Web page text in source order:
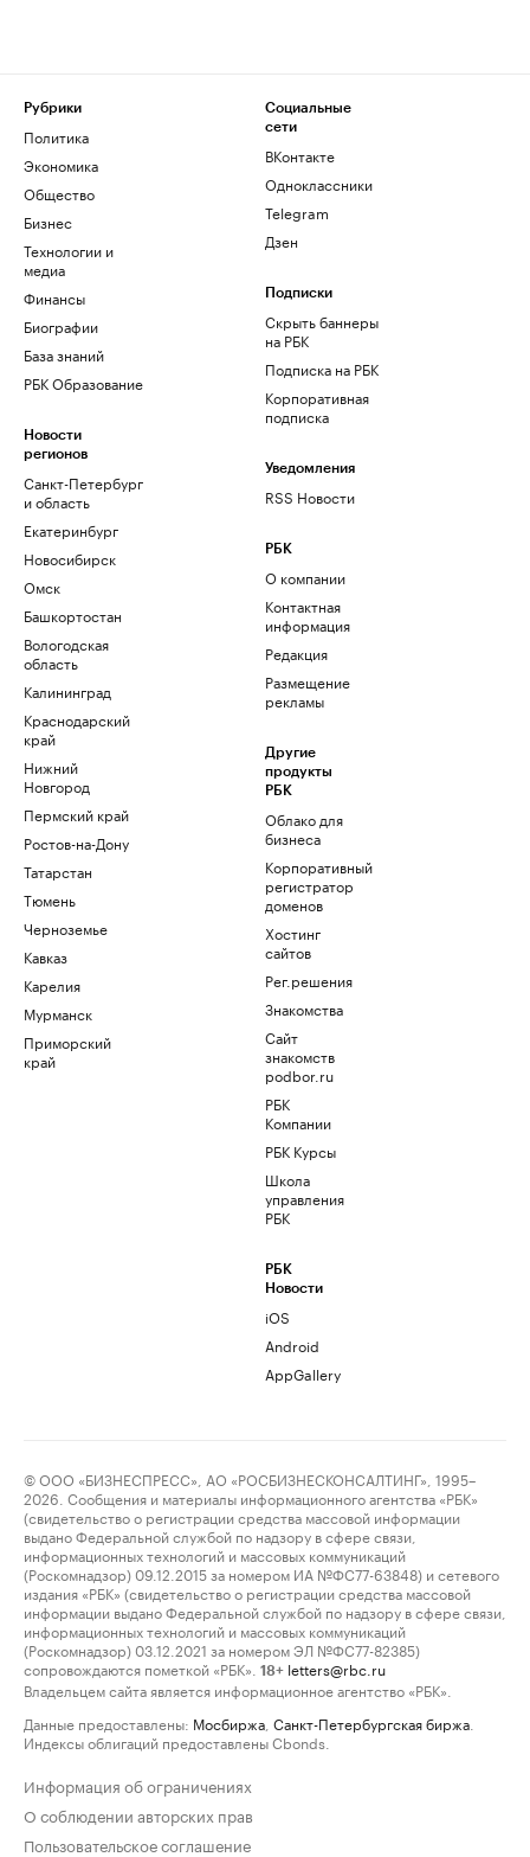
Рубрики
Политика
Экономика
Общество
Бизнес
Технологии и
медиа
Финансы
Биографии
База знаний
РБК Образование
Новости
регионов
Санкт-Петербург
и область
Екатеринбург
Новосибирск
Омск
Башкортостан
Вологодская
область
Калининград
Краснодарский
край
Нижний
Новгород
Пермский край
Ростов-на-Дону
Татарстан
Тюмень
Черноземье
Кавказ
Карелия
Мурманск
Приморский
край
Социальные
сети
ВКонтакте
Одноклассники
Telegram
Дзен
Подписки
Скрыть баннеры
на РБК
Подписка на РБК
Корпоративная
подписка
Уведомления
RSS Новости
РБК
О компании
Контактная
информация
Редакция
Размещение
рекламы
Другие
продукты
РБК
Облако для
бизнеса
Корпоративный
регистратор
доменов
Хостинг
сайтов
Рег.решения
Знакомства
Сайт
знакомств
podbor.ru
РБК
Компании
РБК Курсы
Школа
управления
РБК
РБК
Новости
iOS
Android
AppGallery
© ООО «БИЗНЕСПРЕСС», АО «РОСБИЗНЕСКОНСАЛТИНГ», 1995–
2026. Сообщения и материалы информационного агентства «РБК»
(свидетельство о регистрации средства массовой информации
выдано Федеральной службой по надзору в сфере связи,
информационных технологий и массовых коммуникаций
(Роскомнадзор) 09.12.2015 за номером ИА №ФС77-63848) и сетевого
издания «РБК» (свидетельство о регистрации средства массовой
информации выдано Федеральной службой по надзору в сфере связи,
информационных технологий и массовых коммуникаций
(Роскомнадзор) 03.12.2021 за номером ЭЛ №ФС77-82385)
сопровождаются пометкой «РБК».
18+ letters@rbc.ru
Владельцем сайта является информационное агентство «РБК».
Данные предоставлены: Мосбиржа Санкт-Петербургская биржа
Индексы облигаций предоставлены Cbonds.
Информация об ограничениях
О соблюдении авторских прав
Пользовательское соглашение